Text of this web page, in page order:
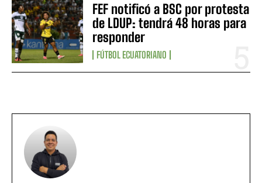
FEF notificó a BSC por protesta
de LDUP: tendrá 48 horas para
responder
FÚTBOL ECUATORIANO